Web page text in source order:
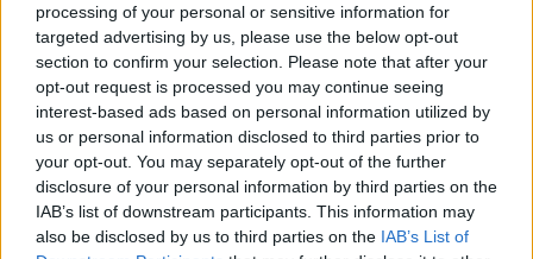
processing of your personal or sensitive information for
targeted advertising by us, please use the below opt-out
section to confirm your selection. Please note that after your
opt-out request is processed you may continue seeing
interest-based ads based on personal information utilized by
us or personal information disclosed to third parties prior to
your opt-out. You may separately opt-out of the further
disclosure of your personal information by third parties on the
IAB’s list of downstream participants. This information may
also be disclosed by us to third parties on the IAB’s List of
είναιμόνιμος κάτοικος των ΗΠΑ(κάτοχος
πράσινης κάρτας),είναι ουσιαστικά ανιθαγενής.
Μεγάλωσε σεπαλαιστινιακό προσφυγικό
καταυλισμό στη Συρία, από τον οποίο εκτοπίστηκε
λόγω του εμφυλίου πολέμου. Η οικογένειά του έχει
διασκορπιστεί σε όλη την Ευρώπη και τη Δυτική